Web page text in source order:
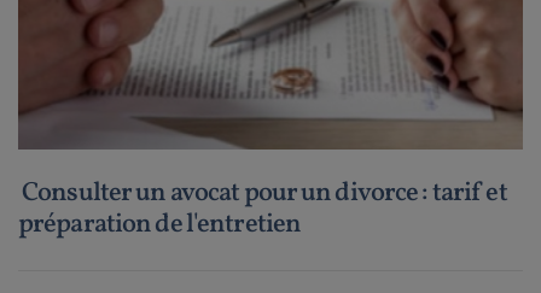
Consulter un avocat pour un divorce : tarif et
préparation de l'entretien